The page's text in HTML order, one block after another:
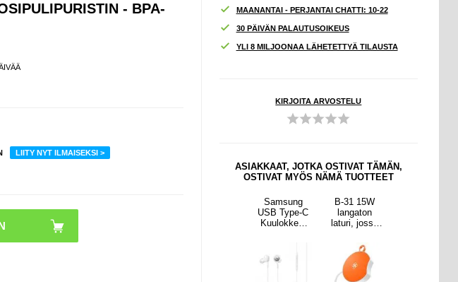
- BPA-
LIITY NYT ILMAISEKSI >
MAANANTAI - PERJANTAI CHATTI: 10-22
30 PÄIVÄN PALAUTUSOIKEUS
YLI 8 MILJOONAA LÄHETETTYÄ TILAUSTA
KIRJOITA ARVOSTELU
ASIAKKAAT, JOTKA OSTIVAT TÄMÄN,
OSTIVAT MYÖS NÄMÄ TUOTTEET
Samsung
USB Type-C
Kuulokkeet
Bulkki -
Valkoinen
B-31 15W
langaton
laturi, jossa
sisäänvedettä
vä USB-C-
kaapeli -
oranssi väri